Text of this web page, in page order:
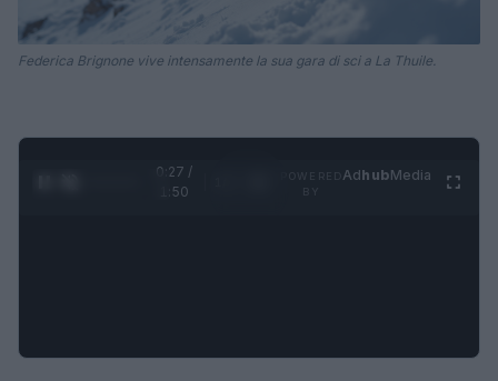
Federica Brignone vive intensamente la sua gara di sci a La Thuile.
0:27 /
1:50
AdhubMedia